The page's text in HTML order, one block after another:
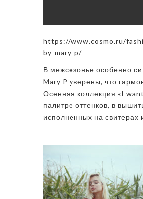
https://www.cosmo.ru/
by-mary-p/
В межсезонье особенно
Mary P уверены, что
Осенняя коллекция «I
палитре оттенков, в
исполненных на